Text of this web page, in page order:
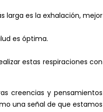
larga es la exhalación, mejor
es óptima.
estas respiraciones con
creencias y pensamientos
una señal de que estamos